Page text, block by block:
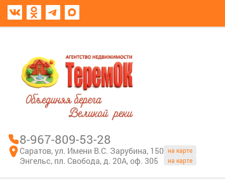
8-967-809-53-28
Саратов, ул. Имени В.С. Зарубина, 150 на карте
Энгельс, пл. Свобода, д. 20А, оф. 305 на карте